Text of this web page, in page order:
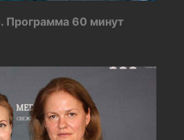
Программа 60 минут